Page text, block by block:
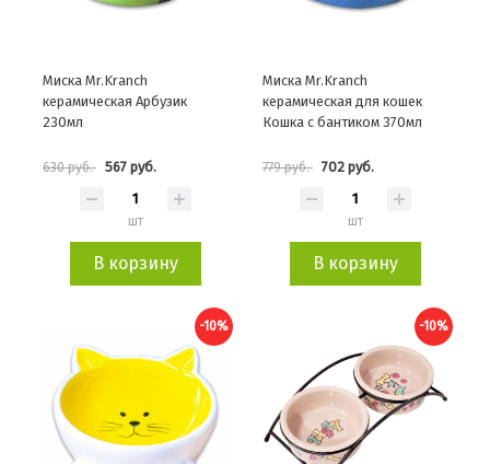
Миска Mr.Kranch
керамическая Арбузик
230мл
630 руб. 567 руб.
шт
В корзину
Миска Mr.Kranch
керамическая для кошек
Кошка с бантиком 370мл
779 руб. 702 руб.
шт
В корзину
-10% -10%